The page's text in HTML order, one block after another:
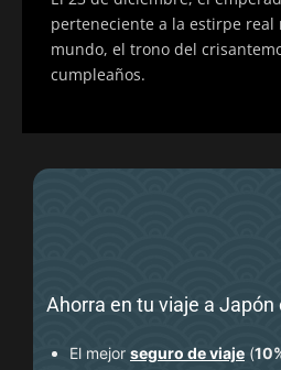
perteneciente a la estirpe real
mundo, el trono del
cumpleaños.
Ahorra en tu viaje a Japón
El mejor seguro de viaje (